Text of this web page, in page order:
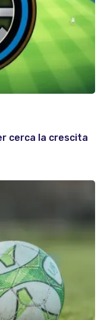
cerca la crescita